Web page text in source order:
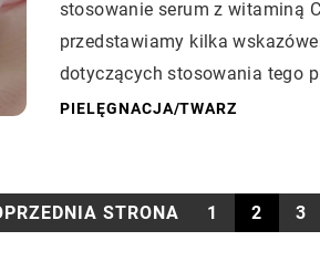
stosowanie serum z witaminą
przedstawiamy kilka
dotyczących stosowania tego
PIELĘGNACJA/TWARZ
STRONA 1 2 3